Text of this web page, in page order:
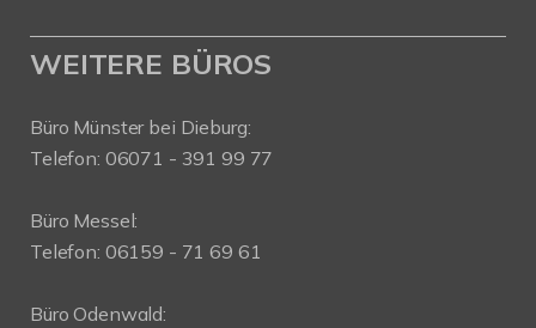
WEITERE BÜROS
Büro Münster bei Dieburg:
Telefon: 06071 - 391 99 77
Büro Messel:
Telefon: 06159 - 71 69 61
Büro Odenwald: